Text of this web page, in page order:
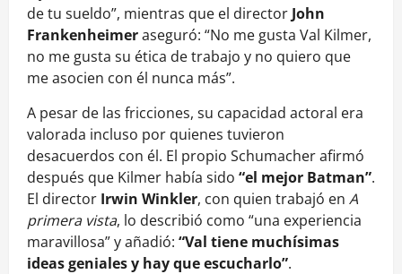
de tu sueldo”, mientras que el director John
Frankenheimeraseguró: “No me gusta Val Kilmer,
no me gusta su ética de trabajo y no quiero que
me asocien con él nunca más”.
A pesar de las fricciones, su capacidad actoral era
valorada incluso por quienes tuvieron
desacuerdos con él. El propio Schumacher afirmó
después que Kilmer había sido “el mejor Batman”.
El director Irwin Winkler, con quien trabajó en A
primera vista, lo describió como “una experiencia
maravillosa” y añadió: “Val tiene muchísimas
ideas geniales y hay que escucharlo”.